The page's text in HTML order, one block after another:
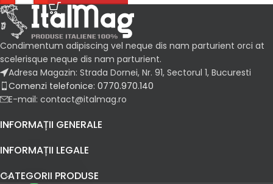
Condimentum adipiscing vel neque dis nam parturient orci at
scelerisque neque dis nam parturient.
Adresa Magazin: Strada Dornei, Nr. 91, Sectorul 1, Bucuresti
Comenzi telefonice: 0770.970.140
E-mail: contact@italmag.ro
INFORMAȚII GENERALE
INFORMAȚII LEGALE
CATEGORII PRODUSE